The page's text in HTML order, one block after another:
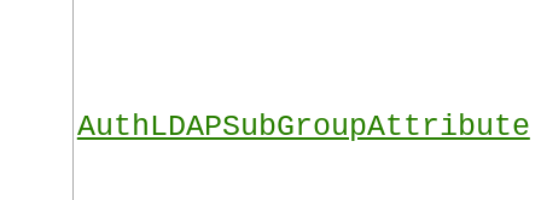
AuthLDAPSubGroupAttribute